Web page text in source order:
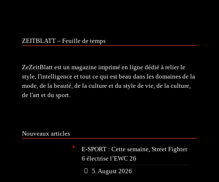
ZEITBLATT – Feuille de temps
ZeZeitBlatt est un magazine imprimé en ligne dédié à relier le
style, l'intelligence et tout ce qui est beau dans les domaines de la
mode, de la beauté, de la culture et du style de vie, de la culture,
de l'art et du sport.
Nouveaux articles
E-SPORT : Cette semaine, Street Fighter
6 électrise l’EWC 26
5. August 2026